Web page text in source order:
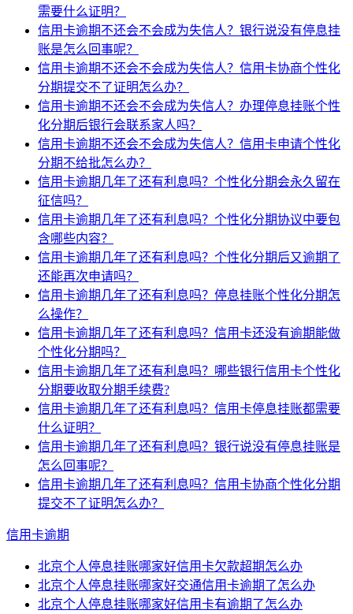
需要什么证明？
信用卡逾期不还会不会成为失信人？银行说没有停息挂
账是怎么回事呢？
信用卡逾期不还会不会成为失信人？信用卡协商个性化
分期提交不了证明怎么办？
信用卡逾期不还会不会成为失信人？办理停息挂账个性
化分期后银行会联系家人吗？
信用卡逾期不还会不会成为失信人？信用卡申请个性化
分期不给批怎么办？
信用卡逾期几年了还有利息吗？个性化分期会永久留在
征信吗？
信用卡逾期几年了还有利息吗？个性化分期协议中要包
含哪些内容？
信用卡逾期几年了还有利息吗？个性化分期后又逾期了
还能再次申请吗？
信用卡逾期几年了还有利息吗？停息挂账个性化分期怎
么操作？
信用卡逾期几年了还有利息吗？信用卡还没有逾期能做
个性化分期吗？
信用卡逾期几年了还有利息吗？哪些银行信用卡个性化
分期要收取分期手续费?
信用卡逾期几年了还有利息吗？信用卡停息挂账都需要
什么证明？
信用卡逾期几年了还有利息吗？银行说没有停息挂账是
怎么回事呢？
信用卡逾期几年了还有利息吗？信用卡协商个性化分期
提交不了证明怎么办？
信用卡逾期
北京个人停息挂账哪家好信用卡欠款超期怎么办
北京个人停息挂账哪家好交通信用卡逾期了怎么办
北京个人停息挂账哪家好信用卡有逾期了怎么办